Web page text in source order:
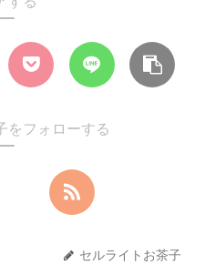
をフォローする
セルライトお茶子